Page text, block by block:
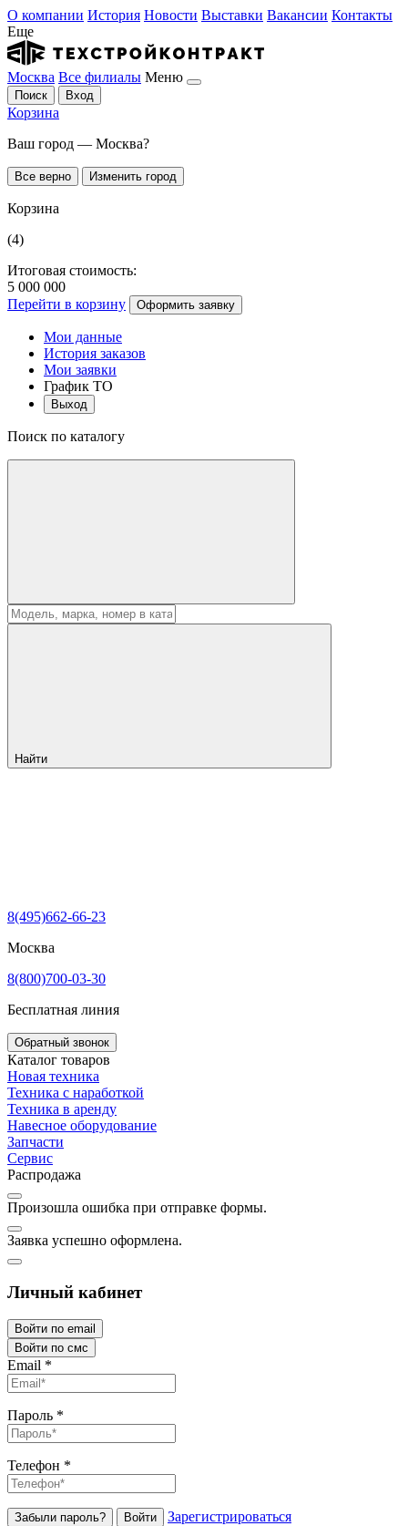
О компании История Новости Выставки Вакансии Контакты
Еще
Москва Все филиалы Меню
Поиск Вход
Корзина
Ваш город — Москва?
Все верно Изменить город
Корзина
(4)
Итоговая стоимость:
5 000 000
Перейти в корзину
Оформить заявку
Мои данные
История заказов
Мои заявки
График ТО
Выход
Поиск по каталогу
Найти
8(495)662-66-23
Москва
8(800)700-03-30
Бесплатная линия
Обратный звонок
Каталог товаров
Новая техника
Техника с наработкой
Техника в аренду
Навесное оборудование
Запчасти
Сервис
Распродажа
Произошла ошибка при отправке формы.
Заявка успешно оформлена.
Личный кабинет
Войти по email
Войти по смс
Email *
Пароль *
Телефон *
Забыли пароль? Войти Зарегистрироваться